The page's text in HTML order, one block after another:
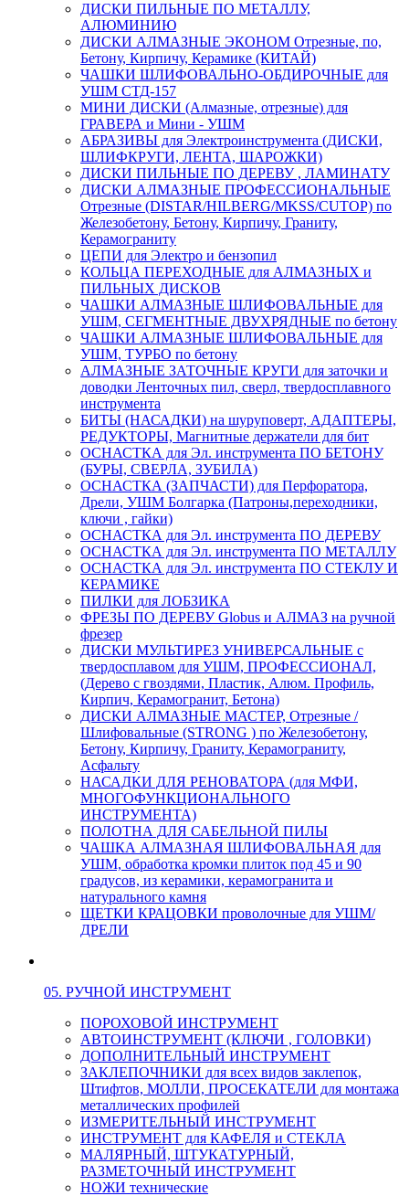
ДИСКИ ПИЛЬНЫЕ ПО МЕТАЛЛУ,
АЛЮМИНИЮ
ДИСКИ АЛМАЗНЫЕ ЭКОНОМ Отрезные, по,
Бетону, Кирпичу, Керамике (КИТАЙ)
ЧАШКИ ШЛИФОВАЛЬНО-ОБДИРОЧНЫЕ для
УШМ СТД-157
МИНИ ДИСКИ (Алмазные, отрезные) для
ГРАВЕРА и Мини - УШМ
АБРАЗИВЫ для Электроинструмента (ДИСКИ,
ШЛИФКРУГИ, ЛЕНТА, ШАРОЖКИ)
ДИСКИ ПИЛЬНЫЕ ПО ДЕРЕВУ , ЛАМИНАТУ
ДИСКИ АЛМАЗНЫЕ ПРОФЕССИОНАЛЬНЫЕ
Отрезные (DISTAR/HILBERG/MKSS/CUTOP) по
Железобетону, Бетону, Кирпичу, Граниту,
Керамограниту
ЦЕПИ для Электро и бензопил
КОЛЬЦА ПЕРЕХОДНЫЕ для АЛМАЗНЫХ и
ПИЛЬНЫХ ДИСКОВ
ЧАШКИ АЛМАЗНЫЕ ШЛИФОВАЛЬНЫЕ для
УШМ, СЕГМЕНТНЫЕ ДВУХРЯДНЫЕ по бетону
ЧАШКИ АЛМАЗНЫЕ ШЛИФОВАЛЬНЫЕ для
УШМ, ТУРБО по бетону
АЛМАЗНЫЕ ЗАТОЧНЫЕ КРУГИ для заточки и
доводки Ленточных пил, сверл, твердосплавного
инструмента
БИТЫ (НАСАДКИ) на шуруповерт, АДАПТЕРЫ,
РЕДУКТОРЫ, Магнитные держатели для бит
ОСНАСТКА для Эл. инструмента ПО БЕТОНУ
(БУРЫ, СВЕРЛА, ЗУБИЛА)
ОСНАСТКА (ЗАПЧАСТИ) для Перфоратора,
Дрели, УШМ Болгарка (Патроны,переходники,
ключи , гайки)
ОСНАСТКА для Эл. инструмента ПО ДЕРЕВУ
ОСНАСТКА для Эл. инструмента ПО МЕТАЛЛУ
ОСНАСТКА для Эл. инструмента ПО СТЕКЛУ И
КЕРАМИКЕ
ПИЛКИ для ЛОБЗИКА
ФРЕЗЫ ПО ДЕРЕВУ Globus и АЛМАЗ на ручной
фрезер
ДИСКИ МУЛЬТИРЕЗ УНИВЕРСАЛЬНЫЕ с
твердосплавом для УШМ, ПРОФЕССИОНАЛ,
(Дерево с гвоздями, Пластик, Алюм. Профиль,
Кирпич, Керамогранит, Бетона)
ДИСКИ АЛМАЗНЫЕ МАСТЕР, Отрезные /
Шлифовальные (STRONG ) по Железобетону,
Бетону, Кирпичу, Граниту, Керамограниту,
Асфальту
НАСАДКИ ДЛЯ РЕНОВАТОРА (для МФИ,
МНОГОФУНКЦИОНАЛЬНОГО
ИНСТРУМЕНТА)
ПОЛОТНА ДЛЯ САБЕЛЬНОЙ ПИЛЫ
ЧАШКА АЛМАЗНАЯ ШЛИФОВАЛЬНАЯ для
УШМ, обработка кромки плиток под 45 и 90
градусов, из керамики, керамогранита и
натурального камня
ЩЕТКИ КРАЦОВКИ проволочные для УШМ/
ДРЕЛИ
05. РУЧНОЙ ИНСТРУМЕНТ
ПОРОХОВОЙ ИНСТРУМЕНТ
АВТОИНСТРУМЕНТ (КЛЮЧИ , ГОЛОВКИ)
ДОПОЛНИТЕЛЬНЫЙ ИНСТРУМЕНТ
ЗАКЛЕПОЧНИКИ для всех видов заклепок,
Штифтов, МОЛЛИ, ПРОСЕКАТЕЛИ для монтажа
металлических профилей
ИЗМЕРИТЕЛЬНЫЙ ИНСТРУМЕНТ
ИНСТРУМЕНТ для КАФЕЛЯ и СТЕКЛА
МАЛЯРНЫЙ, ШТУКАТУРНЫЙ,
РАЗМЕТОЧНЫЙ ИНСТРУМЕНТ
НОЖИ технические